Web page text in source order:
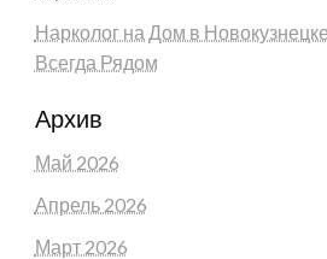
Нарколог на Дом в
Всегда Рядом
Архив
Май 2026
Апрель 2026
Март 2026